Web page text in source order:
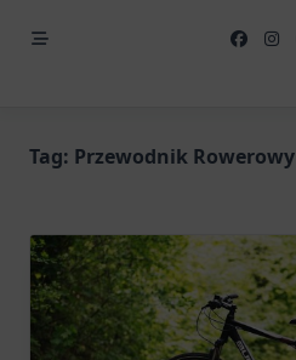
Tag: Przewodnik Rowerowy